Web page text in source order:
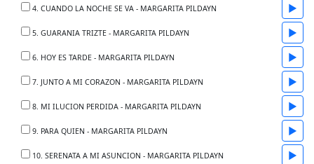
4. CUANDO LA NOCHE SE VA - MARGARITA PILDAYN ▶
5. GUARANIA TRIZTE - MARGARITA PILDAYN ▶
6. HOY ES TARDE - MARGARITA PILDAYN ▶
7. JUNTO A MI CORAZON - MARGARITA PILDAYN ▶
8. MI ILUCION PERDIDA - MARGARITA PILDAYN ▶
9. PARA QUIEN - MARGARITA PILDAYN ▶
10. SERENATA A MI ASUNCION - MARGARITA PILDAYN ▶